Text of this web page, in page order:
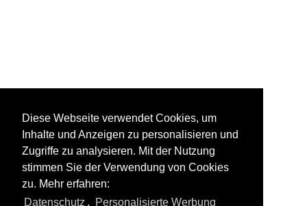
Alle Fotos aus Bahndienstfahrzeuge
Diese Webseite verwendet Cookies, um
Inhalte und Anzeigen zu personalisieren und
Zugriffe zu analysieren. Mit der Nutzung
stimmen Sie der Verwendung von Cookies
zu. Mehr erfahren:
Datenschutz , Personalisierte Werbung